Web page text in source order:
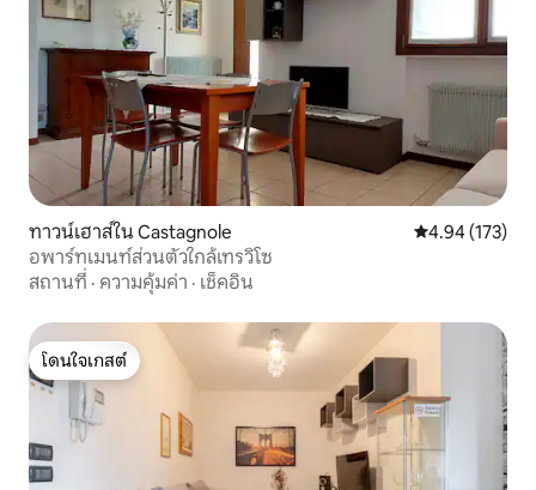
ทาวน์เฮาส์ใน Castagnole คะแนนเฉลี่ย
4.94 (173)
อพาร์ทเมนท์ส่วนตัวใกล้เทรวิโซ
สถานที่ · ความคุ้มค่า · เช็คอิน
โดนใจเกสต์
โดนใจเกสต์